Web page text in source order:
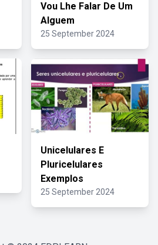
Vou Lhe Falar De Um
Alguem
25 September 2024
Unicelulares E
Pluricelulares
Exemplos
25 September 2024